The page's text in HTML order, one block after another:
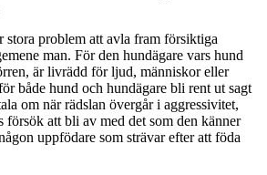
stora problem att avla fram försiktiga
man. För den hundägare vars hund
är livrädd för ljud, människor eller
både hund och hundägare bli rent ut sagt
om när rädslan övergår i aggressivitet,
försök att bli av med det som den känner
uppfödare som strävar efter att föda